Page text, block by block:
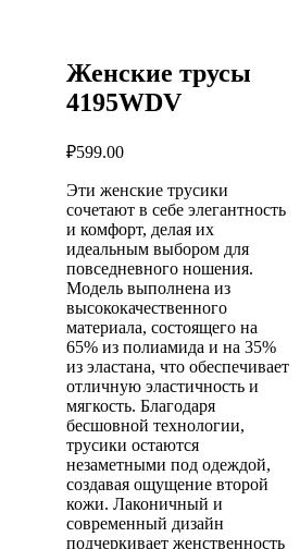
Женские трусы
4195WDV
₽599.00
Эти женские трусики
сочетают в себе элегантность
и комфорт, делая их
идеальным выбором для
повседневного ношения.
Модель выполнена из
высококачественного
материала, состоящего на
65% из полиамида и на 35%
из эластана, что обеспечивает
отличную эластичность и
мягкость. Благодаря
бесшовной технологии,
трусики остаются
незаметными под одеждой,
создавая ощущение второй
кожи. Лаконичный и
современный дизайн
подчеркивает женственность